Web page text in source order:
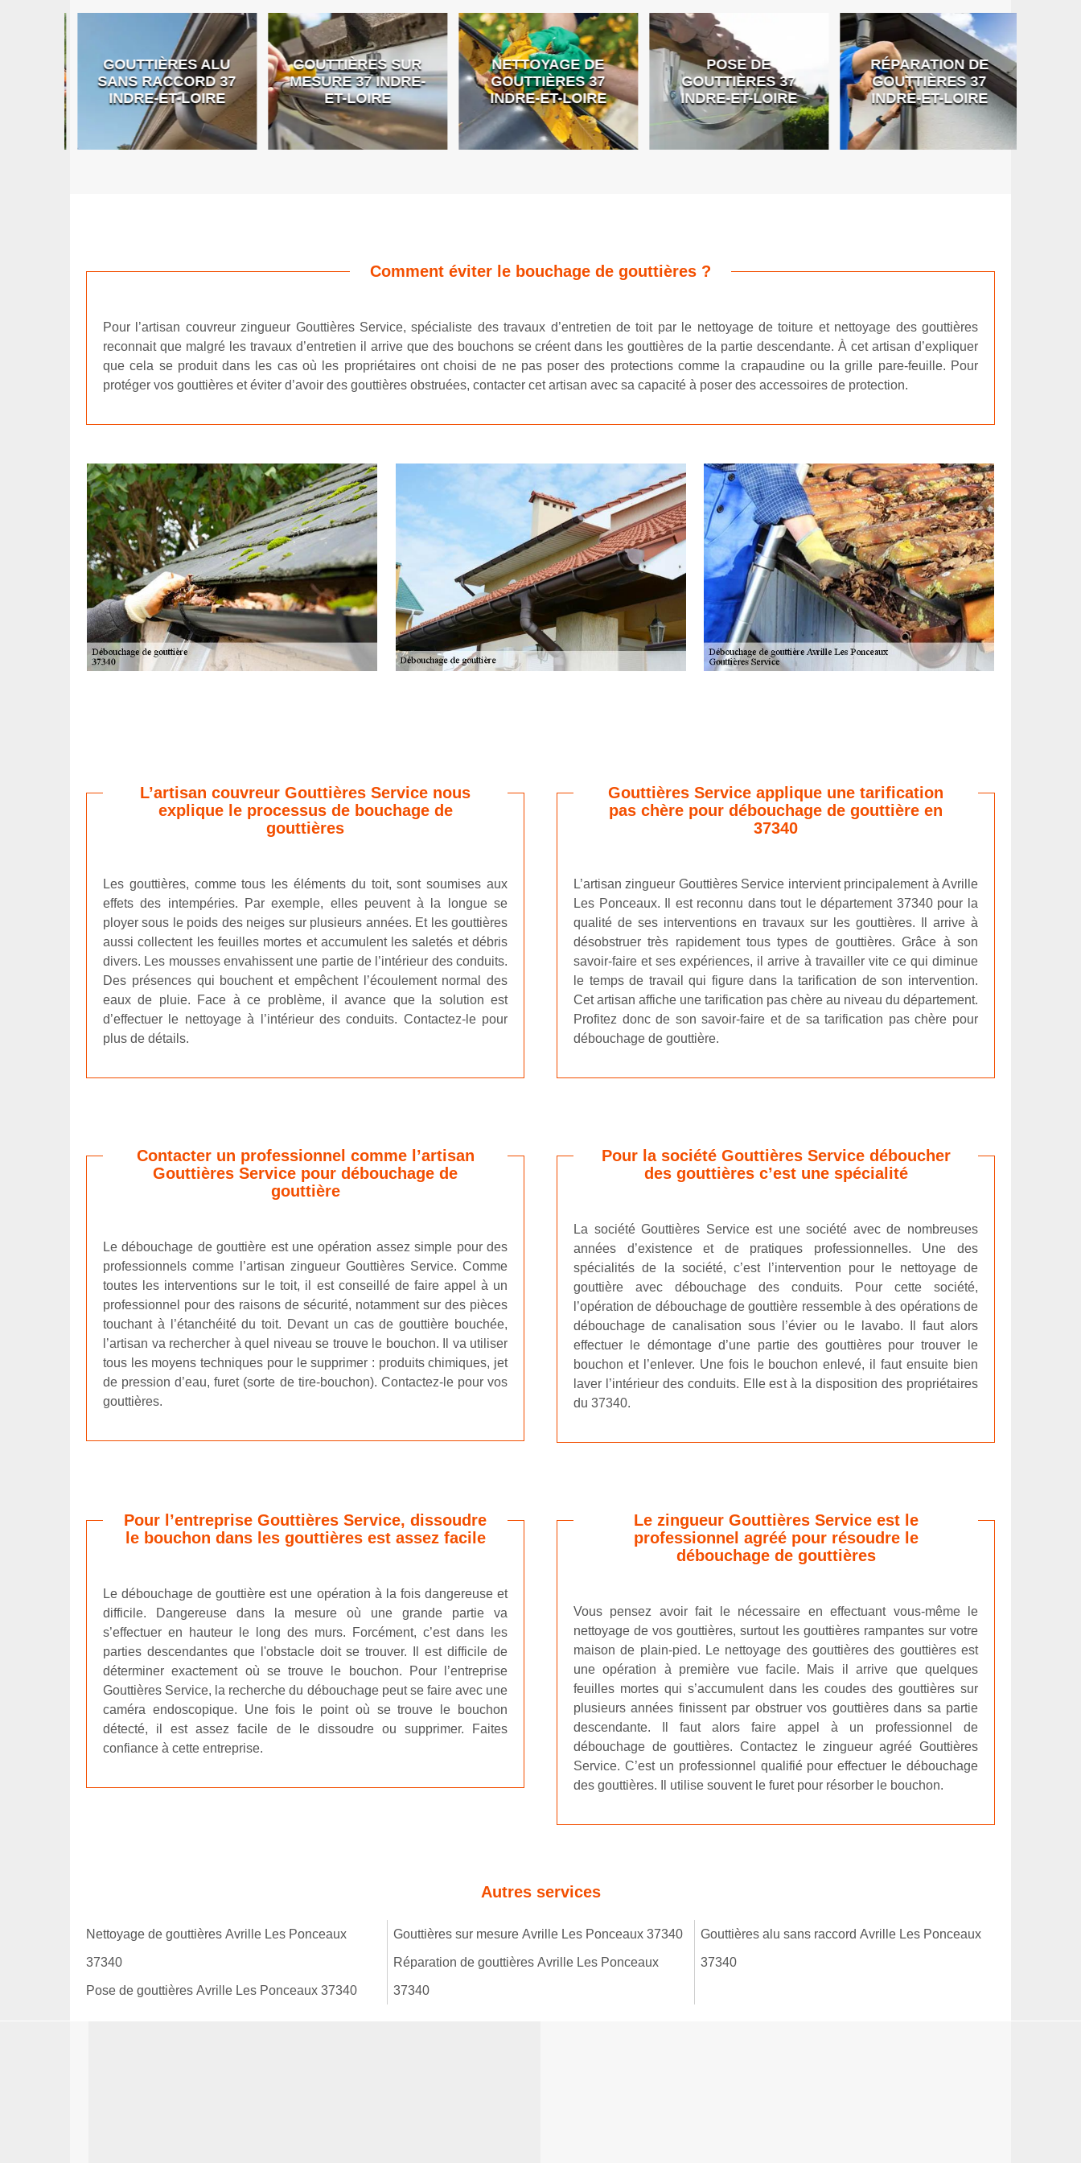
GOUTTIÈRES ALU
SANS RACCORD 37
INDRE-ET-LOIRE
GOUTTIÈRES SUR
MESURE 37 INDRE-
ET-LOIRE
NETTOYAGE DE
GOUTTIÈRES 37
INDRE-ET-LOIRE
POSE DE
GOUTTIÈRES 37
INDRE-ET-LOIRE
RÉPARATION DE
GOUTTIÈRES 37
INDRE-ET-LOIRE
Comment éviter le bouchage de gouttières ?
Pour l’artisan couvreur zingueur Gouttières Service, spécialiste des travaux d’entretien de toit par le nettoyage de toiture et nettoyage des gouttières
reconnait que malgré les travaux d’entretien il arrive que des bouchons se créent dans les gouttières de la partie descendante. À cet artisan d’expliquer
que cela se produit dans les cas où les propriétaires ont choisi de ne pas poser des protections comme la crapaudine ou la grille pare-feuille. Pour
protéger vos gouttières et éviter d’avoir des gouttières obstruées, contacter cet artisan avec sa capacité à poser des accessoires de protection.
L’artisan couvreur Gouttières Service nous
explique le processus de bouchage de
gouttières
Les gouttières, comme tous les éléments du toit, sont soumises aux
effets des intempéries. Par exemple, elles peuvent à la longue se
ployer sous le poids des neiges sur plusieurs années. Et les gouttières
aussi collectent les feuilles mortes et accumulent les saletés et débris
divers. Les mousses envahissent une partie de l’intérieur des conduits.
Des présences qui bouchent et empêchent l’écoulement normal des
eaux de pluie. Face à ce problème, il avance que la solution est
d’effectuer le nettoyage à l’intérieur des conduits. Contactez-le pour
plus de détails.
Gouttières Service applique une tarification
pas chère pour débouchage de gouttière en
37340
L’artisan zingueur Gouttières Service intervient principalement à Avrille
Les Ponceaux. Il est reconnu dans tout le département 37340 pour la
qualité de ses interventions en travaux sur les gouttières. Il arrive à
désobstruer très rapidement tous types de gouttières. Grâce à son
savoir-faire et ses expériences, il arrive à travailler vite ce qui diminue
le temps de travail qui figure dans la tarification de son intervention.
Cet artisan affiche une tarification pas chère au niveau du département.
Profitez donc de son savoir-faire et de sa tarification pas chère pour
débouchage de gouttière.
Contacter un professionnel comme l’artisan
Gouttières Service pour débouchage de
gouttière
Le débouchage de gouttière est une opération assez simple pour des
professionnels comme l’artisan zingueur Gouttières Service. Comme
toutes les interventions sur le toit, il est conseillé de faire appel à un
professionnel pour des raisons de sécurité, notamment sur des pièces
touchant à l’étanchéité du toit. Devant un cas de gouttière bouchée,
l’artisan va rechercher à quel niveau se trouve le bouchon. Il va utiliser
tous les moyens techniques pour le supprimer : produits chimiques, jet
de pression d’eau, furet (sorte de tire-bouchon). Contactez-le pour vos
gouttières.
Pour la société Gouttières Service déboucher
des gouttières c’est une spécialité
La société Gouttières Service est une société avec de nombreuses
années d’existence et de pratiques professionnelles. Une des
spécialités de la société, c’est l’intervention pour le nettoyage de
gouttière avec débouchage des conduits. Pour cette société,
l’opération de débouchage de gouttière ressemble à des opérations de
débouchage de canalisation sous l’évier ou le lavabo. Il faut alors
effectuer le démontage d’une partie des gouttières pour trouver le
bouchon et l’enlever. Une fois le bouchon enlevé, il faut ensuite bien
laver l’intérieur des conduits. Elle est à la disposition des propriétaires
du 37340.
Pour l’entreprise Gouttières Service, dissoudre
le bouchon dans les gouttières est assez facile
Le débouchage de gouttière est une opération à la fois dangereuse et
difficile. Dangereuse dans la mesure où une grande partie va
s’effectuer en hauteur le long des murs. Forcément, c’est dans les
parties descendantes que l'obstacle doit se trouver. Il est difficile de
déterminer exactement où se trouve le bouchon. Pour l’entreprise
Gouttières Service, la recherche du débouchage peut se faire avec une
caméra endoscopique. Une fois le point où se trouve le bouchon
détecté, il est assez facile de le dissoudre ou supprimer. Faites
confiance à cette entreprise.
Le zingueur Gouttières Service est le
professionnel agréé pour résoudre le
débouchage de gouttières
Vous pensez avoir fait le nécessaire en effectuant vous-même le
nettoyage de vos gouttières, surtout les gouttières rampantes sur votre
maison de plain-pied. Le nettoyage des gouttières des gouttières est
une opération à première vue facile. Mais il arrive que quelques
feuilles mortes qui s’accumulent dans les coudes des gouttières sur
plusieurs années finissent par obstruer vos gouttières dans sa partie
descendante. Il faut alors faire appel à un professionnel de
débouchage de gouttières. Contactez le zingueur agréé Gouttières
Service. C’est un professionnel qualifié pour effectuer le débouchage
des gouttières. Il utilise souvent le furet pour résorber le bouchon.
Autres services
Nettoyage de gouttières Avrille Les Ponceaux
37340
Pose de gouttières Avrille Les Ponceaux 37340
Gouttières sur mesure Avrille Les Ponceaux 37340
Réparation de gouttières Avrille Les Ponceaux
37340
Gouttières alu sans raccord Avrille Les Ponceaux
37340